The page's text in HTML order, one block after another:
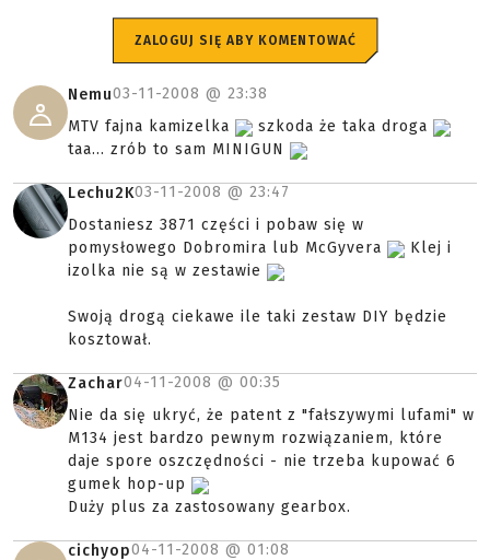
ZALOGUJ SIĘ ABY KOMENTOWAĆ
Nemu03-11-2008 @ 23:38
MTV fajna kamizelka
szkoda że taka droga
taa... zrób to sam MINIGUN
Lechu2K03-11-2008 @ 23:47
Dostaniesz 3871 części i pobaw się w
pomysłowego Dobromira lub McGyvera
Klej i
izolka nie są w zestawie
Swoją drogą ciekawe ile taki zestaw DIY będzie
kosztował.
Zachar04-11-2008 @ 00:35
Nie da się ukryć, że patent z "fałszywymi lufami" w
M134 jest bardzo pewnym rozwiązaniem, które
daje spore oszczędności - nie trzeba kupować 6
gumek hop-up
Duży plus za zastosowany gearbox.
cichyop04-11-2008 @ 01:08